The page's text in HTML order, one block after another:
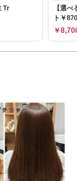
Tr
【選
ト￥
￥